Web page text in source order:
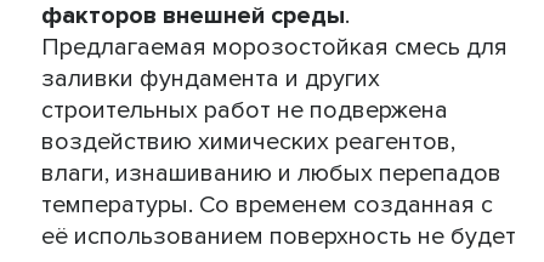
факторов внешней среды.
Предлагаемая морозостойкая смесь для
заливки фундамента и других
строительных работ не подвержена
воздействию химических реагентов,
влаги, изнашиванию и любых перепадов
температуры. Со временем созданная с
её использованием поверхность не будет